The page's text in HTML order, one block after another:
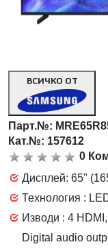
ВСИЧКО ОТ
Парт.№:
Кат.№: 157612
0
Дисплей: 65"
Технология :
Изводи : 4
Digital audio